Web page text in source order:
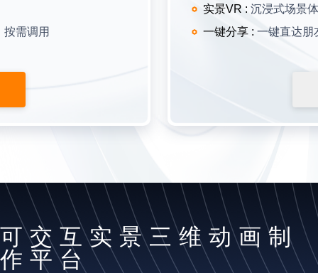
需调用
实景VR : 沉浸式场景
一键分享 : 一键直达朋
可交互实景三维动画制
作平台